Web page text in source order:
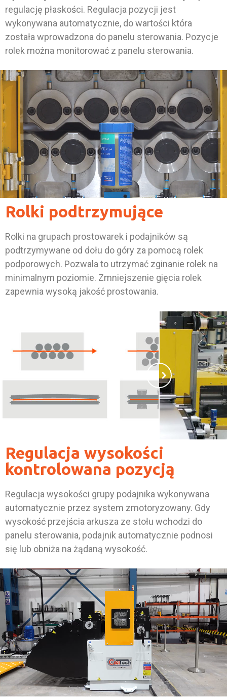
regulację płaskości. Regulacja pozycji jest
wykonywana automatycznie, do wartości która
została wprowadzona do panelu sterowania. Pozycje
rolek można monitorować z panelu sterowania.
Rolki podtrzymujące
Rolki na grupach prostowarek i podajników są
podtrzymywane od dołu do góry za pomocą rolek
podporowych. Pozwala to utrzymać zginanie rolek na
minimalnym poziomie. Zmniejszenie gięcia rolek
zapewnia wysoką jakość prostowania.
Regulacja wysokości
kontrolowana pozycją
Regulacja wysokości grupy podajnika wykonywana
automatycznie przez system zmotoryzowany. Gdy
wysokość przejścia arkusza ze stołu wchodzi do
panelu sterowania, podajnik automatycznie podnosi
się lub obniża na żądaną wysokość.